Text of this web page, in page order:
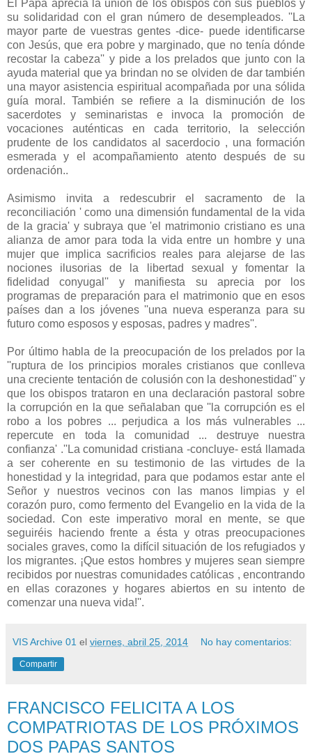
El Papa aprecia la unión de los obispos con sus pueblos y
su solidaridad con el gran número de desempleados. ''La
mayor parte de vuestras gentes -dice- puede identificarse
con Jesús, que era pobre y marginado, que no tenía dónde
recostar la cabeza'' y pide a los prelados que junto con la
ayuda material que ya brindan no se olviden de dar también
una mayor asistencia espiritual acompañada por una sólida
guía moral. También se refiere a la disminución de los
sacerdotes y seminaristas e invoca la promoción de
vocaciones auténticas en cada territorio, la selección
prudente de los candidatos al sacerdocio , una formación
esmerada y el acompañamiento atento después de su
ordenación..
Asimismo invita a redescubrir el sacramento de la
reconciliación ' como una dimensión fundamental de la vida
de la gracia' y subraya que 'el matrimonio cristiano es una
alianza de amor para toda la vida entre un hombre y una
mujer que implica sacrificios reales para alejarse de las
nociones ilusorias de la libertad sexual y fomentar la
fidelidad conyugal'' y manifiesta su aprecia por los
programas de preparación para el matrimonio que en esos
países dan a los jóvenes ''una nueva esperanza para su
futuro como esposos y esposas, padres y madres''.
Por último habla de la preocupación de los prelados por la
''ruptura de los principios morales cristianos que conlleva
una creciente tentación de colusión con la deshonestidad'' y
que los obispos trataron en una declaración pastoral sobre
la corrupción en la que señalaban que ''la corrupción es el
robo a los pobres ... perjudica a los más vulnerables ...
repercute en toda la comunidad ... destruye nuestra
confianza' .''La comunidad cristiana -concluye- está llamada
a ser coherente en su testimonio de las virtudes de la
honestidad y la integridad, para que podamos estar ante el
Señor y nuestros vecinos con las manos limpias y el
corazón puro, como fermento del Evangelio en la vida de la
sociedad. Con este imperativo moral en mente, se que
seguiréis haciendo frente a ésta y otras preocupaciones
sociales graves, como la difícil situación de los refugiados y
los migrantes. ¡Que estos hombres y mujeres sean siempre
recibidos por nuestras comunidades católicas , encontrando
en ellas corazones y hogares abiertos en su intento de
comenzar una nueva vida!''.
VIS Archive 01 el viernes, abril 25, 2014 No hay comentarios:
Compartir
FRANCISCO FELICITA A LOS
COMPATRIOTAS DE LOS PRÓXIMOS
DOS PAPAS SANTOS